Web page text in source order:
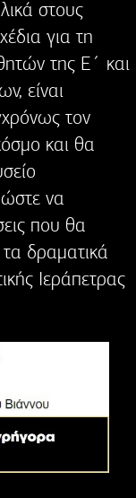
στους
για τη
της Ε΄ και
είναι
τον
και θα
να
που θα
δραματικά
Ιεράπετρας